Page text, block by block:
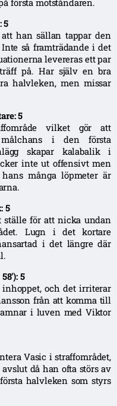
5
han sällan tappar den
så framträdande i det
levereras ett par
på. Har själv en bra
halvleken, men missar
5
vilket gör att
i den första
skapar kalabalik i
inte ut offensivt men
många löpmeter är
5
ställe för att nicka undan
Lugn i det kortare
i det längre där
5
och det irriterar
från att komma till
i luven med Viktor
Vasic i straffområdet,
då han ofta störs av
halvleken som styrs